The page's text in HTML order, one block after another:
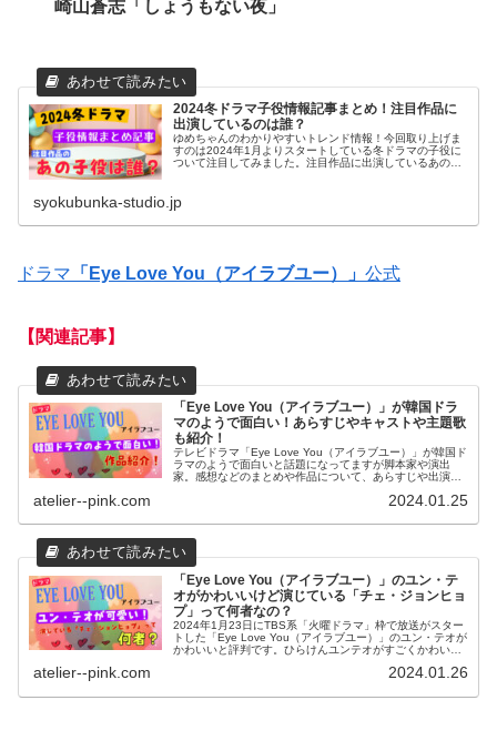
崎山蒼志「しょうもない夜」
2024冬ドラマ子役情報記事まとめ！注目作品に
出演しているのは誰？
ゆめちゃんのわかりやすいトレンド情報！今回取り上げま
すのは2024年1月よりスタートしている冬ドラマの子役に
ついて注目してみました。注目作品に出演しているあの子
syokubunka-studio.jp
ドラマ 「Eye Love You（アイラブユー）」 公式
【関連記事】
「Eye Love You（アイラブユー）」が韓国ドラ
マのようで面白い！あらすじやキャストや主題歌
も紹介！
テレビドラマ「Eye Love You（アイラブユー）」が韓国ド
ラマのようで面白いと話題になってますが脚本家や演出
家。感想などのまとめや作品について、あらすじや出演
atelier--pink.com 2024.01.25
「Eye Love You（アイラブユー）」のユン・テ
オがかわいいけど演じている「チェ・ジョンヒョ
プ」って何者なの？
2024年1月23日にTBS系「火曜ドラマ」枠で放送がスター
トした「Eye Love You（アイラブユー）」のユン・テオが
かわいいと評判です。ひらけんユンテオがすごくかわいか
atelier--pink.com 2024.01.26